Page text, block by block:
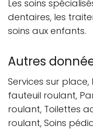
Les soins
dentaires, les
soins aux enfants.
Autres
Services sur
fauteuil roulant,
roulant, Toilettes
roulant, Soins